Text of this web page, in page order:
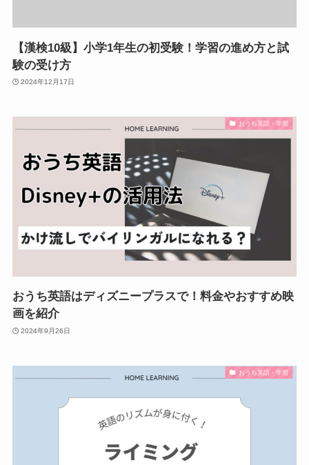
【漢検10級】小学1年生の初受験！学習の進め方と試
験の受け方
2024年12月17日
おうち英語・学習
おうち英語はディズニープラスで！料金やおすすめ映
画を紹介
2024年9月26日
おうち英語・学習